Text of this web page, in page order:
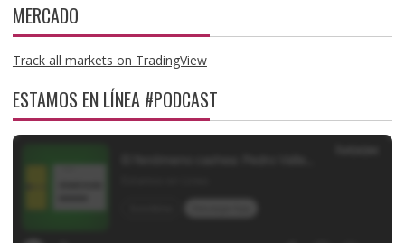
MERCADO
Track all markets on TradingView
ESTAMOS EN LÍNEA #PODCAST